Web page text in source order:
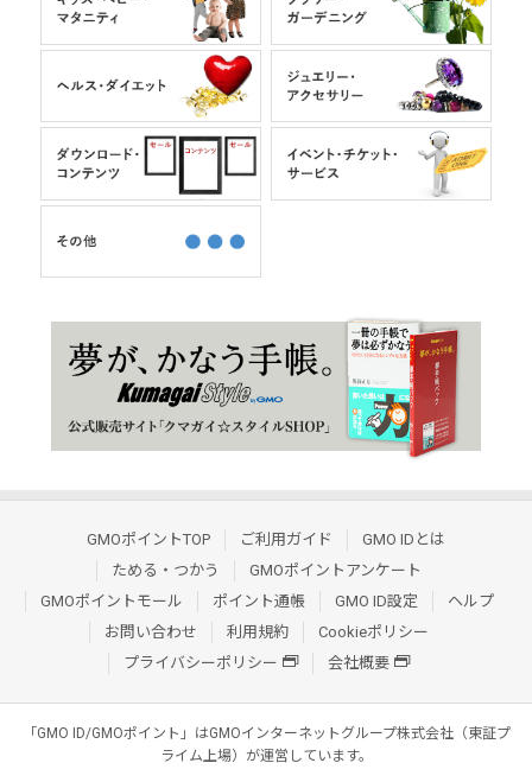
GMOポイントTOP ご利用ガイド
GMO IDとは
ためる・つかう
GMOポイントアンケート
GMOポイントモール
ポイント通帳 GMO ID設定
ヘルプ
お問い合わせ
利用規約
Cookieポリシー
プライバシーポリシー
会社概要
「GMO ID/GMOポイント」はGMOインターネットグループ株式会社（東証プ
ライム上場）が運営しています。